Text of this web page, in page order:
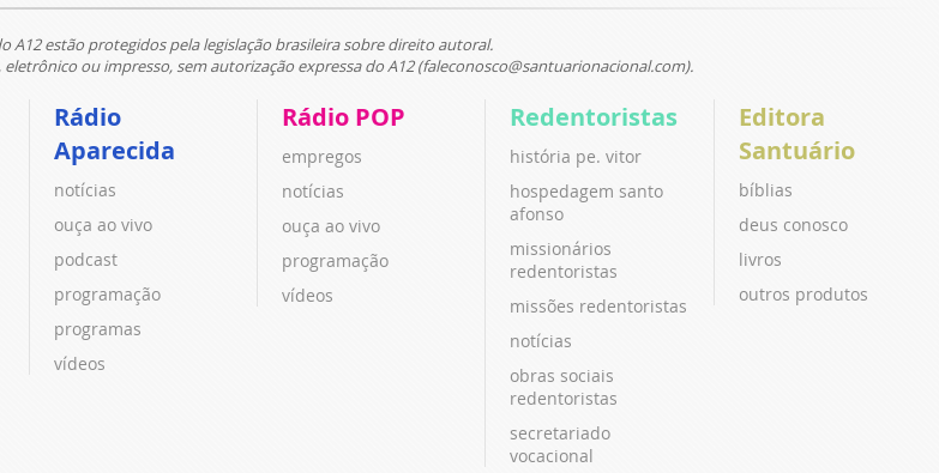
A12 estão protegidos pela legislação brasileira sobre direito autoral.
ou impresso, sem autorização expressa do A12 (faleconosco@santuarionacional.com).
Rádio
Aparecida
notícias
ouça ao vivo
podcast
programação
programas
vídeos
Rádio POP
empregos
notícias
ouça ao vivo
programação
vídeos
Redentoristas
história pe. vitor
hospedagem santo
afonso
missionários
redentoristas
missões redentoristas
notícias
obras sociais
redentoristas
secretariado
vocacional
Editora
Santuário
bíblias
deus conosco
livros
outros produtos